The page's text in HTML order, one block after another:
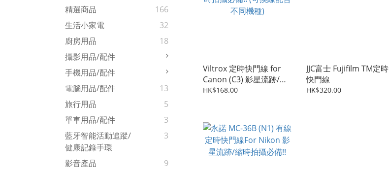
精選商品
166
生活小家電
32
廚房用品
18
攝影用品/配件
手機用品/配件
電腦用品/配件
13
旅行用品
5
單車用品/配件
3
藍牙智能活動追蹤/
健康記錄手環
3
影音產品
9
Viltrox 定時快門線 for
Canon (C3) 影星流跡/縮
時拍攝必備!! (可換線配合
HK$168.00
JJC富士 Fujifilm TM定時
快門線
HK$320.00